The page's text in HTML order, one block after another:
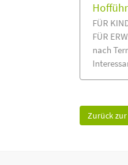
FÜR
FÜR
nach
Zurück